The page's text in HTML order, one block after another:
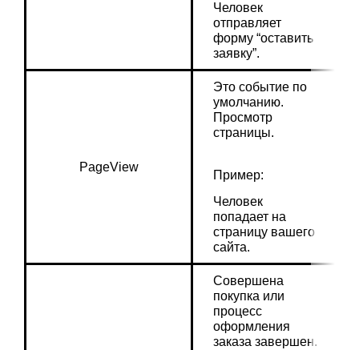
Человек
отправляет
форму “оставить
заявку”.
PageView
Это событие по
умолчанию.
Просмотр
страницы.
Пример:
Человек
попадает на
страницу вашего
сайта.
Совершена
покупка или
процесс
оформления
заказа завершен.